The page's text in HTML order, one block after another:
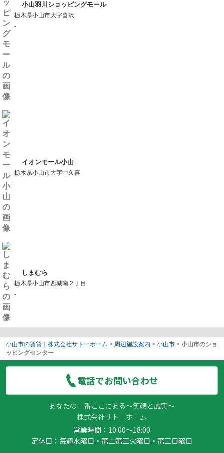
小山羽川ショッピングモール
栃木県小山市大字喜沢
-
イオンモール小山
栃木県小山市大字中久喜
-
しまむら
栃木県小山市西城南２丁目
-
小山市の賃貸｜株式会社サトーホーム > 周辺施設案内 > 小山市 > 小山市のショ
ッピングセンター
電話でお問い合わせ
あなたの一番ここにある～笑顔と誠実～
株式会社サトーホーム
営業時間：10:00～18:00
定休日：毎週水曜日・第二第三火曜日・第三日曜日